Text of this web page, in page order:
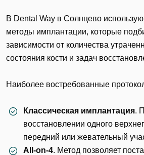
В Dental Way в Солнцево
методы имплантации, которые
зависимости от количества
состояния кости и задач
Наиболее востребованные
Классическая имплантация.
восстановлении одного
передний или жевательный
All-on-4. Метод позволяет